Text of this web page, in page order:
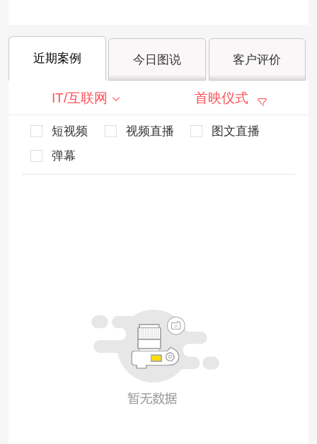
近期案例 今日图说 客户评价
IT/互联网 首映仪式
短视频 视频直播
图文直播
弹幕